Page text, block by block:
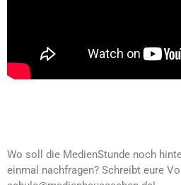
Wo soll die MedienStunde noch
einmal nachfragen? Schreibt eure